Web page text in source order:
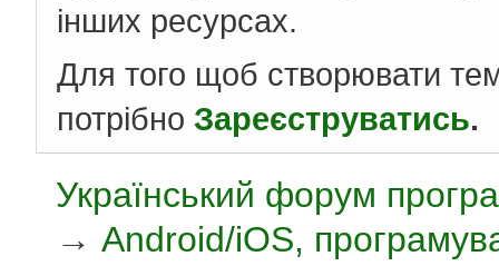
інших ресурсах.
Для того щоб створювати
потрібно Зареєструватись.
Український форум
→Android/iOS,